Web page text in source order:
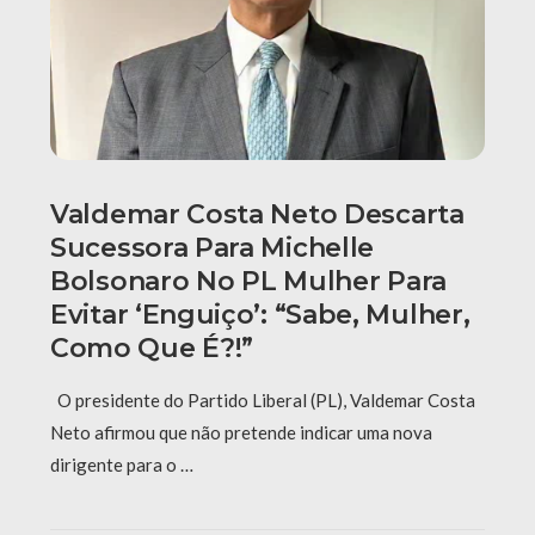
Valdemar Costa Neto Descarta
Sucessora Para Michelle
Bolsonaro No PL Mulher Para
Evitar ‘enguiço’: “Sabe, Mulher,
Como Que É?!”
O presidente do Partido Liberal (PL), Valdemar Costa
Neto afirmou que não pretende indicar uma nova
dirigente para o …